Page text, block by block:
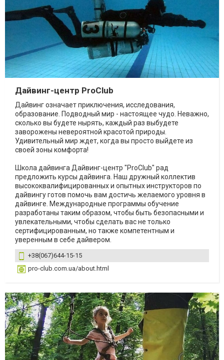
Дайвинг-центр ProClub
Дайвинг означает приключения, исследования,
образование. Подводный мир - настоящее чудо. Неважно,
сколько вы будете нырять, каждый раз выбудете
заворожены невероятной красотой природы.
Удивительный мир ждет, когда вы просто выйдете из
своей зоны комфорта!
Школа дайвинга Дайвинг-центр "ProClub" рад
предложить курсы дайвинга. Наш дружный коллектив
высококвалифицированных и опытных инструкторов по
дайвингу готов помочь вам достичь желаемого уровня в
дайвинге. Международные программы обучение
разработаны таким образом, чтобы быть безопасными и
увлекательными, чтобы сделать вас не только
сертифицированным, но также компетентным и
уверенным в себе дайвером.
+38(067)644-15-15
pro-club.com.ua/about.html